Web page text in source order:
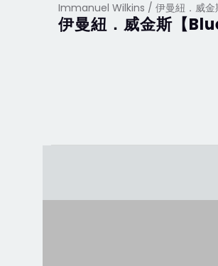
Immanuel Wilkins / 伊曼紐．威金
伊曼紐．威金斯【